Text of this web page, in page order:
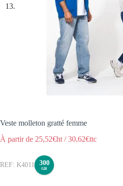
Veste molleton gratté femme
À partir de 25,52€ht /30,62€ttc
K4011 300
GR